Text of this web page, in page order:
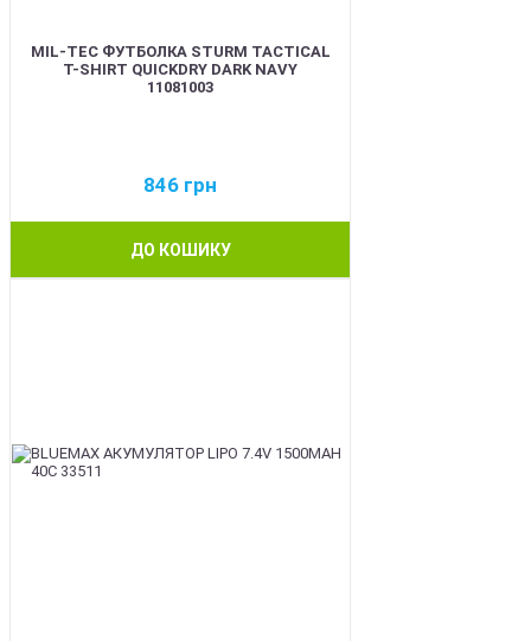
MIL-TEC ФУТБОЛКА STURM TACTICAL
T-SHIRT QUICKDRY DARK NAVY
11081003
846 грн
ДО КОШИКУ